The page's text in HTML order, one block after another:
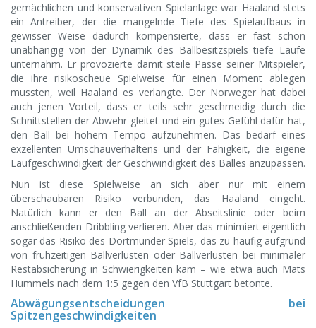
gemächlichen und konservativen Spielanlage war Haaland stets
ein Antreiber, der die mangelnde Tiefe des Spielaufbaus in
gewisser Weise dadurch kompensierte, dass er fast schon
unabhängig von der Dynamik des Ballbesitzspiels tiefe Läufe
unternahm. Er provozierte damit steile Pässe seiner Mitspieler,
die ihre risikoscheue Spielweise für einen Moment ablegen
mussten, weil Haaland es verlangte. Der Norweger hat dabei
auch jenen Vorteil, dass er teils sehr geschmeidig durch die
Schnittstellen der Abwehr gleitet und ein gutes Gefühl dafür hat,
den Ball bei hohem Tempo aufzunehmen. Das bedarf eines
exzellenten Umschauverhaltens und der Fähigkeit, die eigene
Laufgeschwindigkeit der Geschwindigkeit des Balles anzupassen.
Nun ist diese Spielweise an sich aber nur mit einem
überschaubaren Risiko verbunden, das Haaland eingeht.
Natürlich kann er den Ball an der Abseitslinie oder beim
anschließenden Dribbling verlieren. Aber das minimiert eigentlich
sogar das Risiko des Dortmunder Spiels, das zu häufig aufgrund
von frühzeitigen Ballverlusten oder Ballverlusten bei minimaler
Restabsicherung in Schwierigkeiten kam – wie etwa auch Mats
Hummels nach dem 1:5 gegen den VfB Stuttgart betonte.
Abwägungsentscheidungen bei
Spitzengeschwindigkeiten